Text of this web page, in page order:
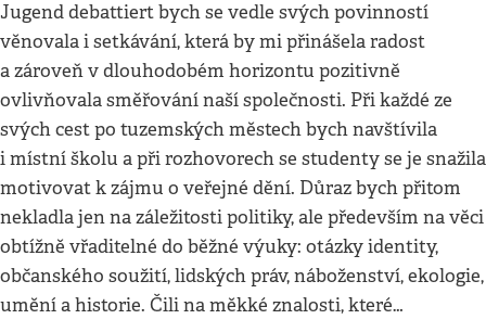
Jugend debattiert bych se vedle svých povinností
věnovala i setkávání, která by mi přinášela radost
a zároveň v dlouhodobém horizontu pozitivně
ovlivňovala směřování naší společnosti. Při každé ze
svých cest po tuzemských městech bych navštívila
i místní školu a při rozhovorech se studenty se je snažila
motivovat k zájmu o veřejné dění. Důraz bych přitom
nekladla jen na záležitosti politiky, ale především na věci
obtížně vřaditelné do běžné výuky: otázky identity,
občanského soužití, lidských práv, náboženství, ekologie,
umění a historie. Čili na měkké znalosti, které…